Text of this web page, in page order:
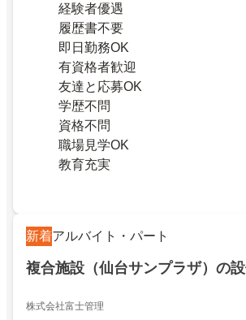
経験者優遇
履歴書不要
即日勤務OK
有資格者歓迎
友達と応募OK
学歴不問
資格不問
職場見学OK
教育充実
新着アルバイト・パート
複合施設（仙台サンプラザ）の
株式会社富士管理